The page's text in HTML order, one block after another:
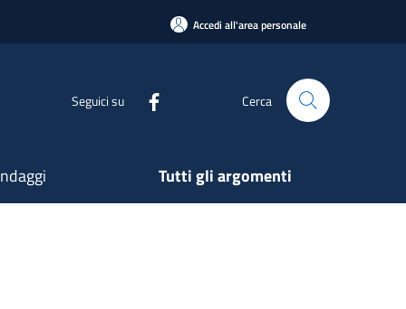
Accedi all'area personale
Seguici su Cerca
Tutti gli argomenti